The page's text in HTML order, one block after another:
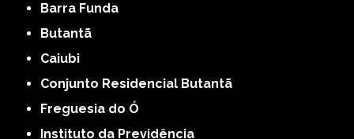
Barra Funda
Butantã
Caiubi
Conjunto Residencial Butantã
Freguesia do Ó
Instituto da Previdência